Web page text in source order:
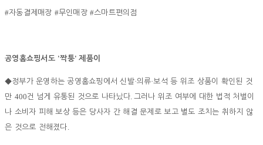
#자동결제매장 #무인매장#스마트편의점
공영홈쇼핑서도 '짝퉁'제품이
◆정부가 운영하는 공영홈쇼핑에서 신발·의류·보석 등 위조 상품이 확인된 것
만 400건 넘게 유통된 것으로 나타났다. 그러나 위조 여부에 대한 법적 처벌이
나 소비자 피해 보상 등은 당사자 간 해결 문제로 보고 별도 조치는 취하지 않
은 것으로 전해졌다.